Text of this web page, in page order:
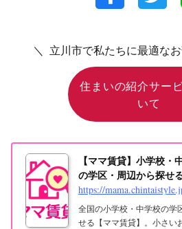
＼ 立川市で私たちに最適な
住まいの紹介サー
いて
【ママ賃貸】小学校・
の学区・周辺から探せ
https://
全国の小学校・中学校の学
せる【ママ賃貸】。小さい